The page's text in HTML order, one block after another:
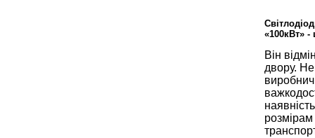
«100кВт»
Він
двору.
розмірам